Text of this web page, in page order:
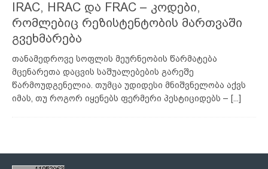
IRAC, HRAC და FRAC – კოდები,
რომლებიც რეზისტენტობის მართვაში
გვეხმარება
თანამედროვე სოფლის მეურნეობის წარმატება
მცენარეთა დაცვის საშუალებების გარეშე
წარმოუდგენელია. თუმცა უდიდესი მნიშვნელობა აქვს
იმას, თუ როგორ იყენებს ფერმერი პესტიციდებს – [...]